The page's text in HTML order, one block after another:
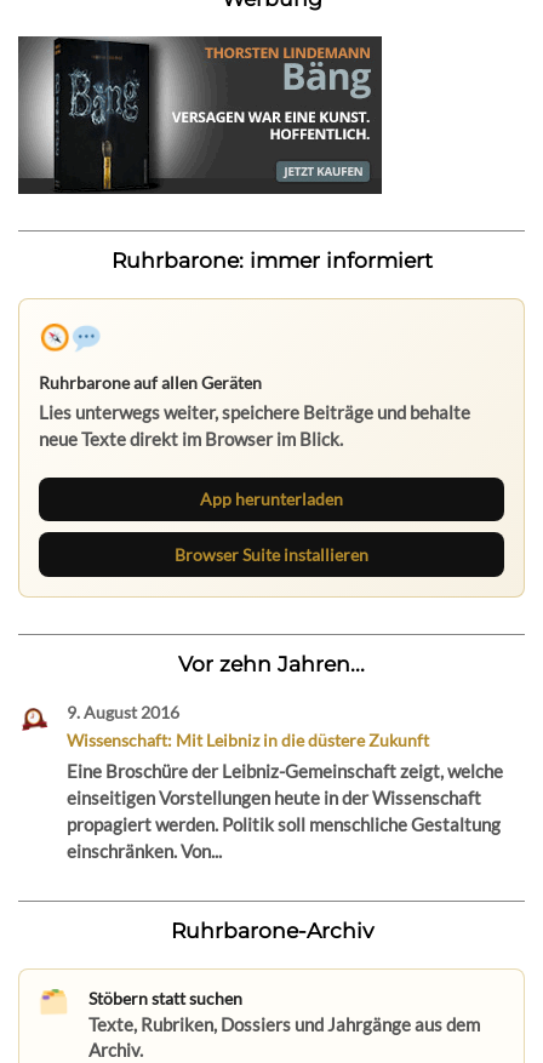
Ruhrbarone: immer informiert
Ruhrbarone auf allen Geräten
Lies unterwegs weiter, speichere Beiträge und behalte
neue Texte direkt im Browser im Blick.
App herunterladen
Browser Suite installieren
Vor zehn Jahren...
9. August 2016
Wissenschaft: Mit Leibniz in die düstere Zukunft
Eine Broschüre der Leibniz-Gemeinschaft zeigt, welche
einseitigen Vorstellungen heute in der Wissenschaft
propagiert werden. Politik soll menschliche Gestaltung
einschränken. Von...
Ruhrbarone-Archiv
Stöbern statt suchen
Texte, Rubriken, Dossiers und Jahrgänge aus dem
Archiv.